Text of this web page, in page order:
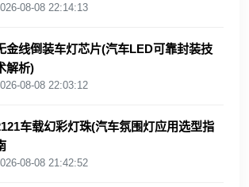
08-08 22:14:13
金线倒装车灯芯片(汽车LED可靠封装技
解析)
08-08 22:03:12
车载幻彩灯珠(汽车氛围灯应用选型指
08-08 21:42:52